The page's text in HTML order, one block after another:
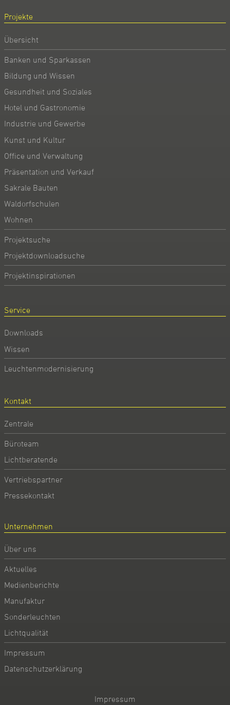
Projekte
Übersicht
Banken und Sparkassen
Bildung und Wissen
Gesundheit und Soziales
Hotel und Gastronomie
Industrie und Gewerbe
Kunst und Kultur
Office und Verwaltung
Präsentation und Verkauf
Sakrale Bauten
Waldorfschulen
Wohnen
Projektsuche
Projektdownloadsuche
Projektinspirationen
Service
Downloads
Wissen
Leuchtenmodernisierung
Kontakt
Zentrale
Büroteam
Lichtberatende
Vertriebspartner
Pressekontakt
Unternehmen
Über uns
Aktuelles
Medienberichte
Manufaktur
Sonderleuchten
Lichtqualität
Impressum
Datenschutzerklärung
Impressum